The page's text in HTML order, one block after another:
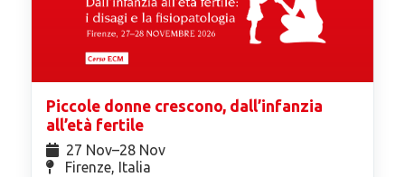
Piccole donne crescono, dall’infanzia
all’età fertile
27 Nov⁠–28 Nov
Firenze, Italia